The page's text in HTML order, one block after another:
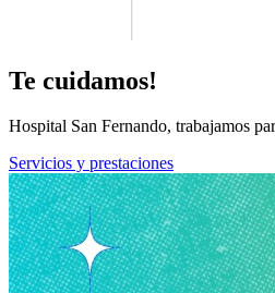
Te cuidamos!
Hospital San Fernando, trabajamos
Servicios y prestaciones